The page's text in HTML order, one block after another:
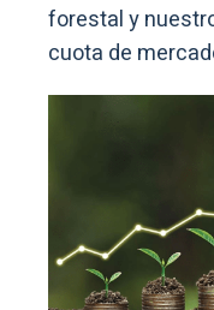
forestal y
cuota de